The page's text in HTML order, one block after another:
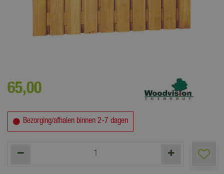
65,00
Bezorging/afhalen binnen 2-7 dagen